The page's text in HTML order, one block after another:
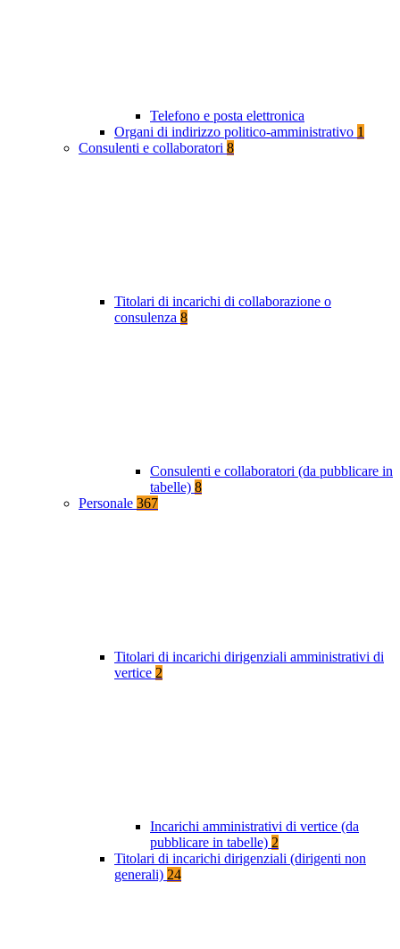
Telefono e posta elettronica
Organi di indirizzo politico-amministrativo 1
Consulenti e collaboratori 8
Titolari di incarichi di collaborazione o
consulenza 8
Consulenti e collaboratori (da pubblicare in
tabelle) 8
Personale 367
Titolari di incarichi dirigenziali amministrativi di
vertice 2
Incarichi amministrativi di vertice (da
pubblicare in tabelle) 2
Titolari di incarichi dirigenziali (dirigenti non
generali) 24